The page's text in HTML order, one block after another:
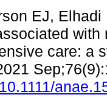
EJ,
care: a